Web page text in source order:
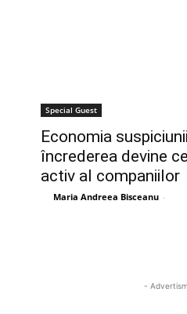
Special Guest
Economia
încrederea devine
activ al companiilor
Maria Andreea Bisceanu -
-